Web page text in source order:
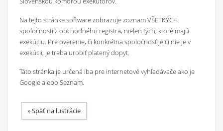
Na tejto stránke software zobrazuje zoznam VŠETKÝCH
spoločností z obchodného registra, nielen tých, ktoré majú
exekúciu. Pre overenie, či konkrétna spoločnosť je či nie je v
exekúcii, je treba urobiť platený dopyt.
Táto stránka je určená iba pre internetové vyhľadávače ako je
Google alebo Seznam.
»Späť na lustrácie